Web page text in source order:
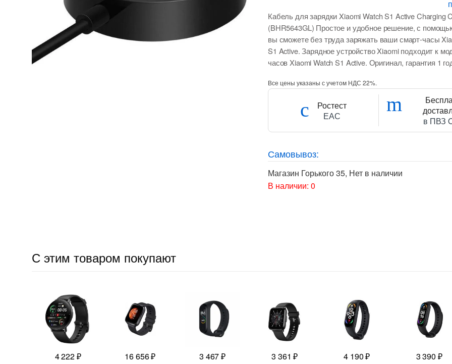
на основе
опроса
пользоват
елей
Кабель для зарядки Xiaomi Watch S1 Active Charging
(BHR5643GL) Простое и удобное решение, с
вы сможете без труда заряжать ваши смарт-часы
S1 Active. Зарядное устройство Xiaomi подходит к
часов Xiaomi Watch S1 Active. Оригинал, гарантия 1
Все цены указаны с учетом НДС 22%.
Ростест
ЕАС
в ПВЗ
Самовывоз:
Магазин Горького 35, Нет в наличии
В наличии: 0
С этим товаром покупают
4 222₽ 16 656₽ 3 467₽ 3 361₽ 4 190₽ 3 390 ₽